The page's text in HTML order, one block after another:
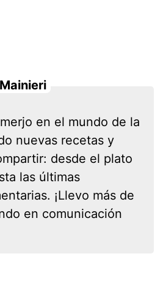
en el mundo de la
nuevas recetas y
desde el plato
las últimas
¡Llevo más de
en comunicación